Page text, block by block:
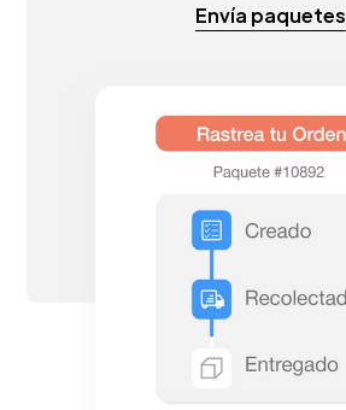
Envía paquetes